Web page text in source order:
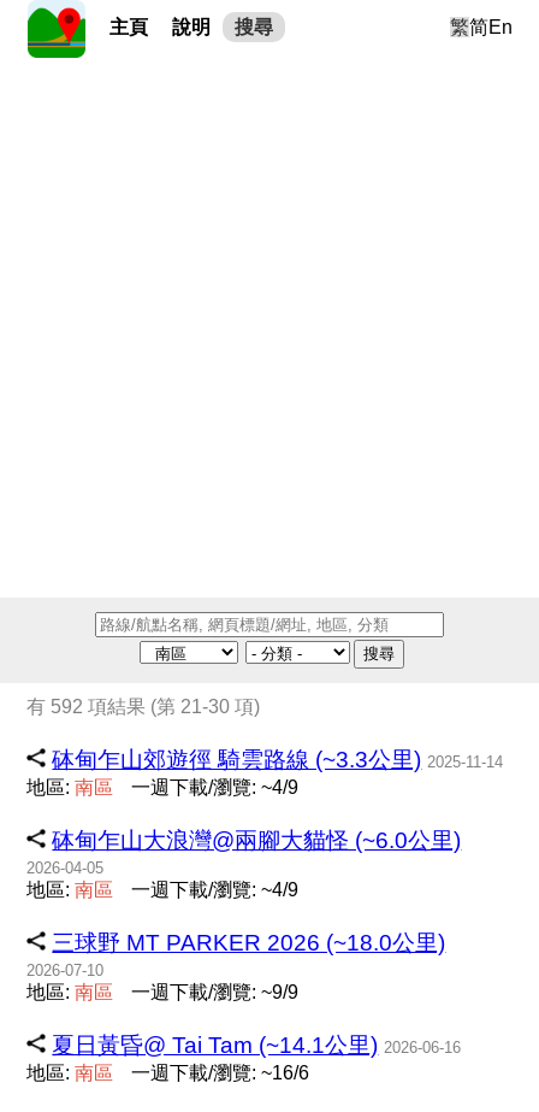
主頁 說明 搜尋 繁简En
搜尋
有 592 項結果 (第 21-30 項)
砵甸乍山郊遊徑 騎雲路線 (~3.3公里) 2025-11-14
地區:南區 一週下載/瀏覽: ~4/9
砵甸乍山大浪灣@兩腳大貓怪 (~6.0公里)
2026-04-05
地區:南區 一週下載/瀏覽: ~4/9
三球野 MT PARKER 2026 (~18.0公里)
2026-07-10
地區:南區 一週下載/瀏覽: ~9/9
夏日黃昏@ Tai Tam (~14.1公里) 2026-06-16
地區:南區 一週下載/瀏覽: ~16/6